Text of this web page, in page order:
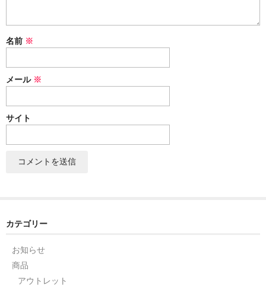
パーツ
アウトレット
名前 ※
メール ※
サイト
カテゴリー
お知らせ
商品
アウトレット